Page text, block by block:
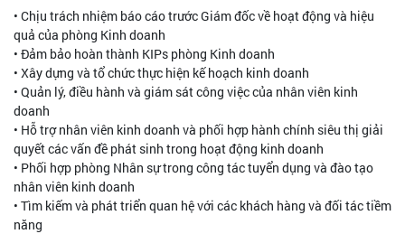
• Chịu trách nhiệm báo cáo trước Giám đốc về hoạt động và hiệu
quả của phòng Kinh doanh
• Đảm bảo hoàn thành KIPs phòng Kinh doanh
• Xây dựng và tổ chức thực hiện kế hoạch kinh doanh
• Quản lý, điều hành và giám sát công việc của nhân viên kinh
doanh
• Hỗ trợ nhân viên kinh doanh và phối hợp hành chính siêu thị giải
quyết các vấn đề phát sinh trong hoạt động kinh doanh
• Phối hợp phòng Nhân sự trong công tác tuyển dụng và đào tạo
nhân viên kinh doanh
• Tìm kiếm và phát triển quan hệ với các khách hàng và đối tác tiềm
năng